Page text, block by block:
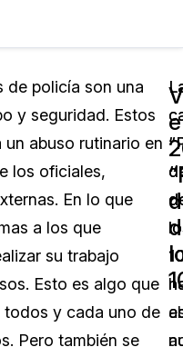
Studio
Pedido
Demo
English
Español
de policía son una
y seguridad. Estos
abuso rutinario en
los oficiales,
En lo que
a los que
su trabajo
Esto es algo que
todos y cada uno de
Pero también se